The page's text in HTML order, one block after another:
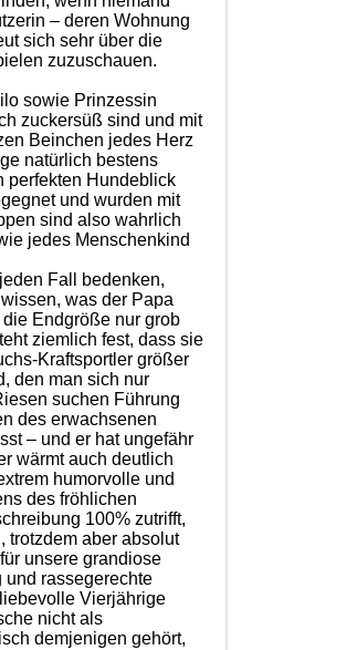
– deren Wohnung
sich sehr über die
zuzuschauen.
sowie Prinzessin
zuckersüß sind und mit
Beinchen jedes Herz
natürlich bestens
perfekten Hundeblick
und wurden mit
sind also wahrlich
jedes Menschenkind
Fall bedenken,
was der Papa
Endgröße nur grob
ziemlich fest, dass sie
Kraftsportler größer
den man sich nur
suchen Führung
des erwachsenen
– und er hat ungefähr
wärmt auch deutlich
humorvolle und
des fröhlichen
100% zutrifft,
trotzdem aber absolut
unsere grandiose
und rassegerechte
Vierjährige
nicht als
demjenigen gehört,